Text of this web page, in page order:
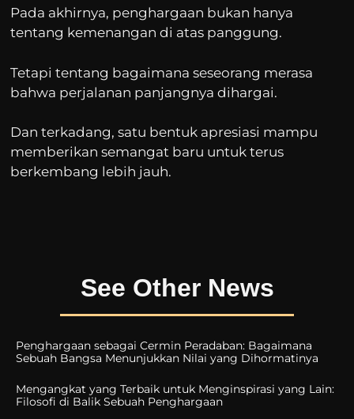
Pada akhirnya, penghargaan bukan hanya
tentang kemenangan di atas panggung.
Tetapi tentang bagaimana seseorang merasa
bahwa perjalanan panjangnya dihargai.
Dan terkadang, satu bentuk apresiasi mampu
memberikan semangat baru untuk terus
berkembang lebih jauh.
See Other News
Penghargaan sebagai Cermin Peradaban: Bagaimana
Sebuah Bangsa Menunjukkan Nilai yang Dihormatinya
Mengangkat yang Terbaik untuk Menginspirasi yang Lain:
Filosofi di Balik Sebuah Penghargaan